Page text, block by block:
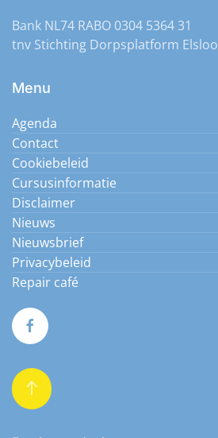
Bank NL74 RABO 0304 5364 31
tnv Stichting Dorpsplatform Elsloo
Menu
Agenda
Contact
Cookiebeleid
Cursusinformatie
Disclaimer
Nieuws
Nieuwsbrief
Privacybeleid
Repair café